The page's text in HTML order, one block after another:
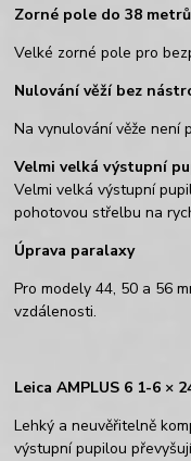
Zorné pole do 38 metrů
Velké zorné pole pro
Nulování věží bez
Na vynulování věže není
Velmi velká výstupní
Velmi velká výstupní
pohotovou střelbu na
Úprava paralaxy
Pro modely 44, 50 a 56
vzdálenosti.
Leica AMPLUS 6 1-6 ×
Lehký a neuvěřitelně
výstupní pupilou